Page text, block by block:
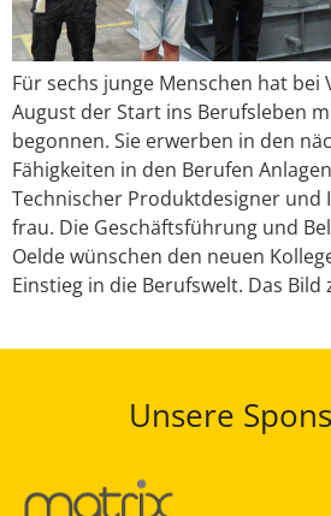
Für sechs junge Menschen hat bei
August der Start ins Berufsleben
begonnen. Sie erwerben in den
Fähigkeiten in den Berufen
Technischer Produktdesigner
frau. Die Geschäftsführung und
Oelde wünschen den neuen
Einstieg in die Berufswelt. Das Bild
Unsere